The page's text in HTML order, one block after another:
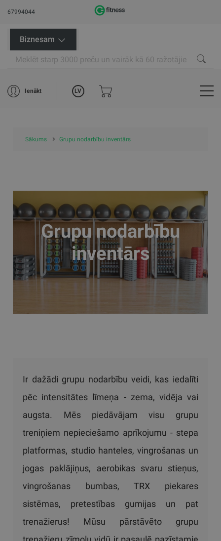
67994044
Biznesam
Ienākt LV
Sākums Grupu nodarbību inventārs
Grupu nodarbību
inventārs
Ir dažādi grupu nodarbību veidi, kas iedalīti
pēc intensitātes līmeņa - zema, vidēja vai
augsta. Mēs piedāvājam visu grupu
treniņiem nepieciešamo aprīkojumu - stepa
platformas, studio hanteles, vingrošanas un
jogas paklājiņus, aerobikas svaru stieņus,
vingrošanas bumbas, TRX piekares
sistēmas, pretestības gumijas un pat
trenažierus! Mūsu pārstāvēto grupu